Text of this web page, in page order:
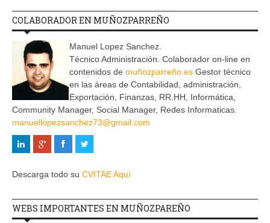
COLABORADOR EN MUÑOZPARREÑO
Manuel Lopez Sanchez.
Técnico Administración. Colaborador on-line en
contenidos de muñozparreño.es Gestor técnico
en las áreas de Contabilidad, administración,
Exportación, Finanzas, RR.HH, Informática,
Community Manager, Social Manager, Redes Informaticas.
manuellopezsanchez73@gmail.com
Descarga todo su CVITAE Aquí
WEBS IMPORTANTES EN MUÑOZPAREÑO